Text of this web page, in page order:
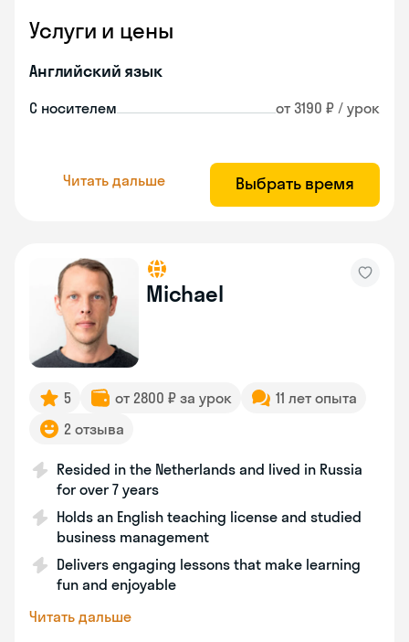
Услуги и цены
Английский язык
С носителем от 3190 ₽ / урок
Читать дальше Выбрать время
Michael
5 от 2800 ₽ за урок
11 лет опыта
2 отзыва
Resided in the Netherlands and lived in Russia
for over 7 years
Holds an English teaching license and studied
business management
Delivers engaging lessons that make learning
fun and enjoyable
Читать дальше